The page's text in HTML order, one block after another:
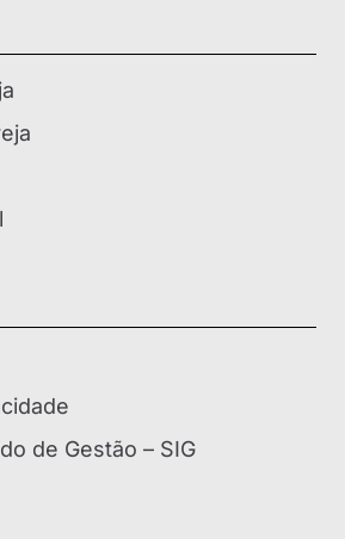
de Gestão – SIG